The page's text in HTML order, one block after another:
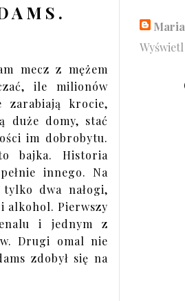
mecz z mężem
ile milionów
zarabiają krocie,
duże domy, stać
im dobrobytu.
bajka. Historia
innego. Na
tylko dwa nałogi,
alkohol. Pierwszy
i jednym z
Drugi omal nie
zdobył się na
Maria